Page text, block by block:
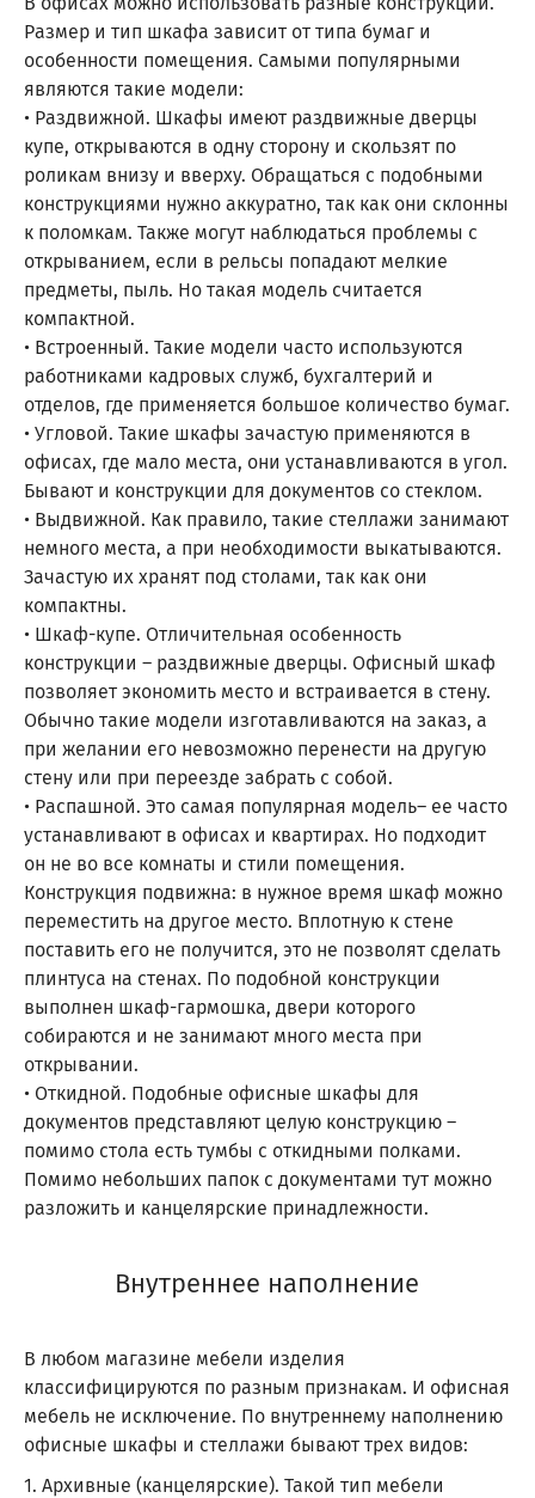
Размер и тип шкафа зависит от типа бумаг и
особенности помещения. Самыми популярными
являются такие модели:
• Раздвижной. Шкафы имеют раздвижные дверцы
купе, открываются в одну сторону и скользят по
роликам внизу и вверху. Обращаться с подобными
конструкциями нужно аккуратно, так как они склонны
к поломкам. Также могут наблюдаться проблемы с
открыванием, если в рельсы попадают мелкие
предметы, пыль. Но такая модель считается
компактной.
• Встроенный. Такие модели часто используются
работниками кадровых служб, бухгалтерий и
отделов, где применяется большое количество бумаг.
• Угловой. Такие шкафы зачастую применяются в
офисах, где мало места, они устанавливаются в угол.
Бывают и конструкции для документов со стеклом.
• Выдвижной. Как правило, такие стеллажи занимают
немного места, а при необходимости выкатываются.
Зачастую их хранят под столами, так как они
компактны.
• Шкаф-купе. Отличительная особенность
конструкции – раздвижные дверцы. Офисный шкаф
позволяет экономить место и встраивается в стену.
Обычно такие модели изготавливаются на заказ, а
при желании его невозможно перенести на другую
стену или при переезде забрать с собой.
• Распашной. Это самая популярная модель– ее часто
устанавливают в офисах и квартирах. Но подходит
он не во все комнаты и стили помещения.
Конструкция подвижна: в нужное время шкаф можно
переместить на другое место. Вплотную к стене
поставить его не получится, это не позволят сделать
плинтуса на стенах. По подобной конструкции
выполнен шкаф-гармошка, двери которого
собираются и не занимают много места при
открывании.
• Откидной. Подобные офисные шкафы для
документов представляют целую конструкцию –
помимо стола есть тумбы с откидными полками.
Помимо небольших папок с документами тут можно
разложить и канцелярские принадлежности.
Внутреннее наполнение
В любом магазине мебели изделия
классифицируются по разным признакам. И офисная
мебель не исключение. По внутреннему наполнению
офисные шкафы и стеллажи бывают трех видов:
1. Архивные (канцелярские). Такой тип мебели